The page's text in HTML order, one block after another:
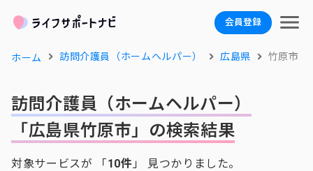
会員登録
ホーム 訪問介護員（ホームヘルパー） 広島県 竹原市
訪問介護員（ホームヘルパー）
「広島県竹原市」の検索結果
対象サービスが 「10件 」 見つかりました。